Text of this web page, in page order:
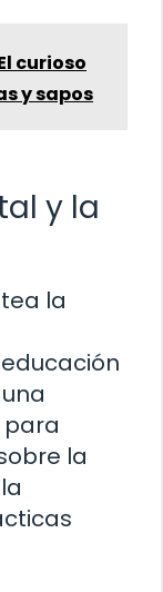
curioso
y sapos
y la
la
la